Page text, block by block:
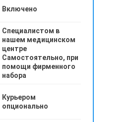
Включено
Специалистом в
нашем медицинском
центре
Самостоятельно, при
помощи фирменного
набора
Курьером
опционально